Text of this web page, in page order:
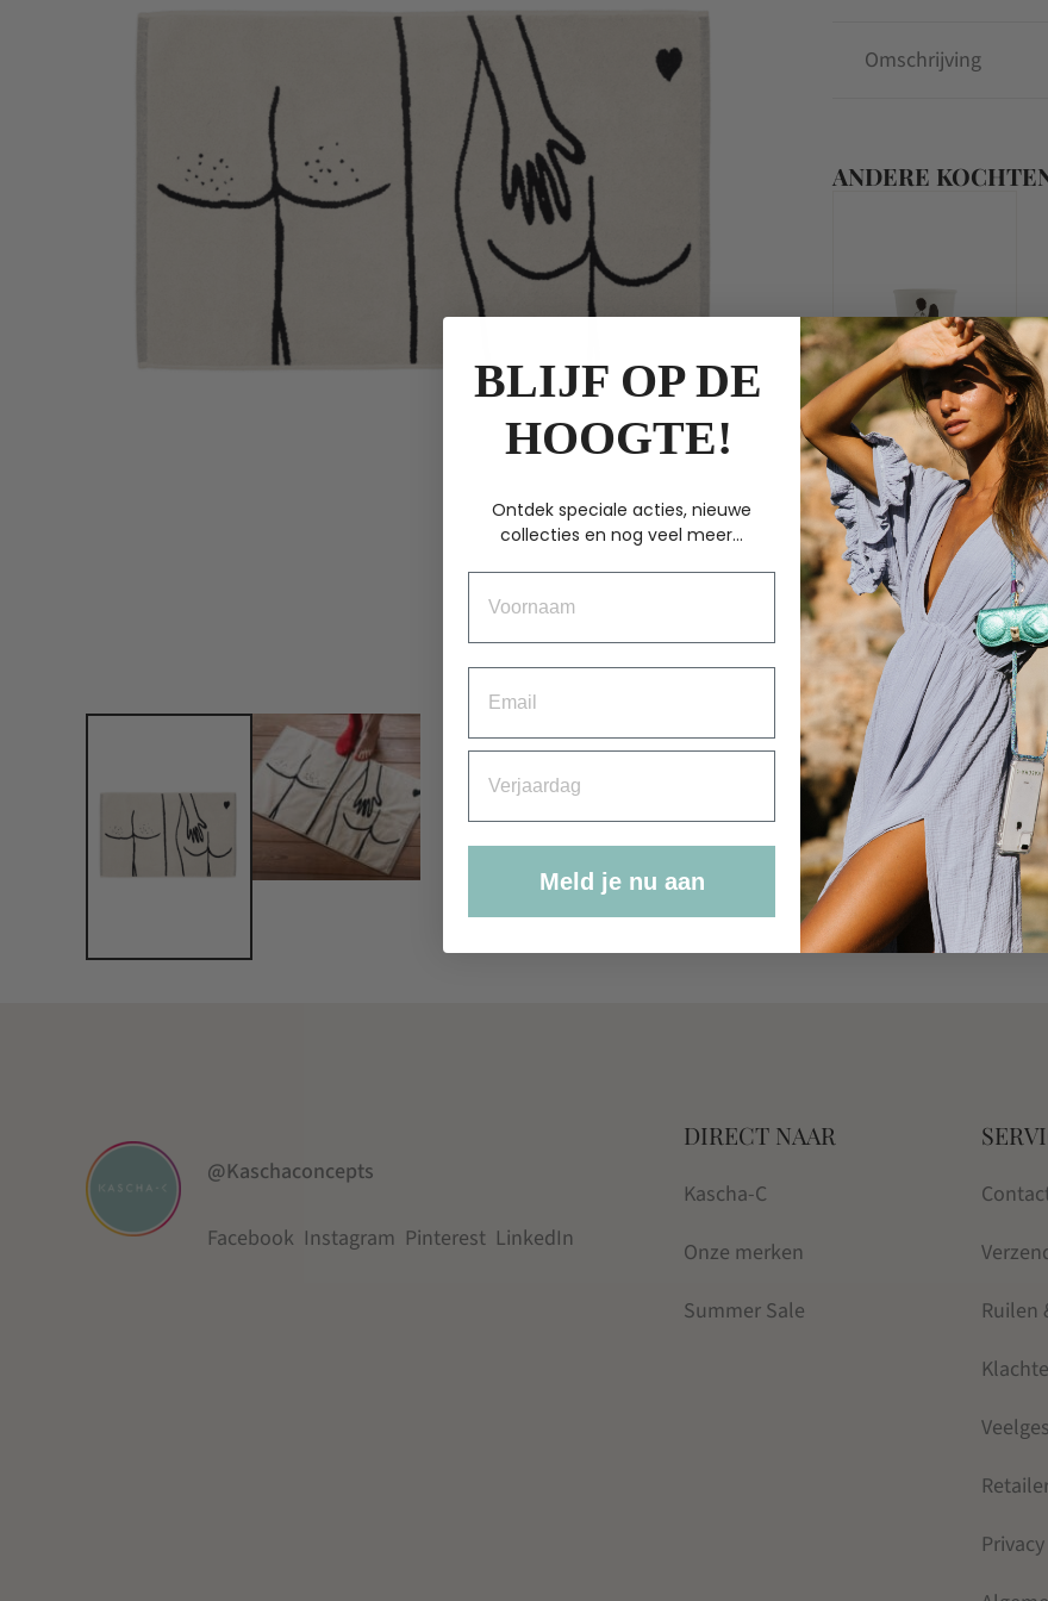
Omschrijving
ANDERE
Helen b
BEKER NAKED
COUPLE BACK
€17.95
@Kaschaconcepts
Facebook Instagram Pinterest LinkedIn
DIRECT NAAR
Kascha-C
Onze merken
Summer Sale
Ruilen
BLIJF OP DE
HOOGTE!
Ontdek speciale acties, nieuwe
collecties en nog veel meer...
Meld je nu aan